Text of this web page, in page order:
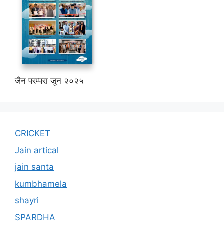
जैन परम्परा जून २०२५
CRICKET
Jain artical
jain santa
kumbhamela
shayri
SPARDHA